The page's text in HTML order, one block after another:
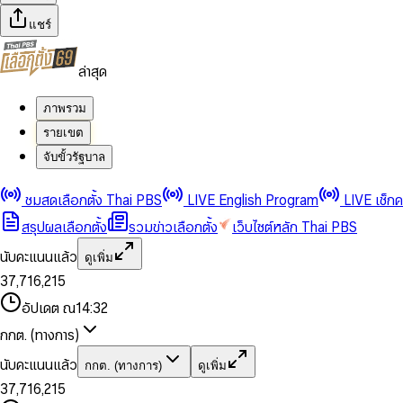
แชร์
ล่าสุด
ภาพรวม
รายเขต
จับขั้วรัฐบาล
ชมสดเลือกตั้ง Thai PBS LIVE English Program
LIVE เช็ก
สรุปผลเลือกตั้ง
รวมข่าวเลือกตั้ง
เว็บไซต์หลัก Thai PBS
นับคะแนนแล้ว
ดูเพิ่ม
0
1
2
3
4
5
6
8
9
2
3
4
5
6
7
8
9
,
0
2
4
6
7
8
9
0
1
2
3
4
5
6
7
8
1
3
5
6
7
8
9
,
1
2
4
5
7
8
9
0
1
3
4
6
7
8
0
2
3
4
5
7
8
อัปเดต ณ14:32
กกต. (ทางการ)
นับคะแนนแล้ว
กกต. (ทางการ) ดูเพิ่ม
0
1
2
3
0
1
2
4
5
6
7,
0
1
2
4
6
7
0
1
0
1
3
5
6,
1
2
0
1
0
2
3
4
5